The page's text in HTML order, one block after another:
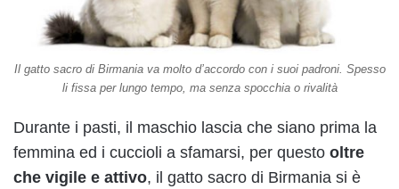
Il gatto sacro di Birmania va molto d’accordo con i suoi padroni. Spesso
li fissa per lungo tempo, ma senza spocchia o rivalità
Durante i pasti, il maschio lascia che siano prima la
femmina ed i cuccioli a sfamarsi, per questo oltre
che vigile e attivo, il gatto sacro di Birmania si è